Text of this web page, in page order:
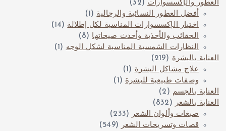
العطور والإكسسوارات(32)
أفضل العطور النسائية والرجالية(1)
اختيار الإكسسوارات المناسبة لكل إطلالة(14)
الحقائب والأحذية وأحدث صيحاتها(8)
النظارات الشمسية المناسبة لشكل الوجه(1)
العناية بالبشرة(219)
علاج مشاكل البشرة(1)
وصفات طبيعية للبشرة(1)
العناية بالجسم(2)
العناية بالشعر(832)
صبغات وألوان الشعر(233)
قصات وتسريحات الشعر(549)